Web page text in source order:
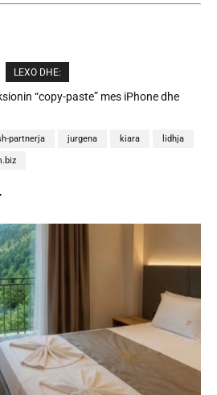
LEXO DHE:
Georgina martohen këtë të shtunë,
partnerja jurgena kiara lidhja